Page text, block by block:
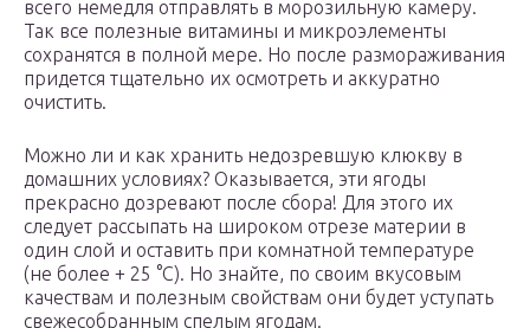
всего немедля отправлять в морозильную камеру.
Так все полезные витамины и микроэлементы
сохранятся в полной мере. Но после размораживания
придется тщательно их осмотреть и аккуратно
очистить.
Можно ли и как хранить недозревшую клюкву в
домашних условиях? Оказывается, эти ягоды
прекрасно дозревают после сбора! Для этого их
следует рассыпать на широком отрезе материи в
один слой и оставить при комнатной температуре
(не более + 25 °С). Но знайте, по своим вкусовым
качествам и полезным свойствам они будет уступать
свежесобранным спелым ягодам.